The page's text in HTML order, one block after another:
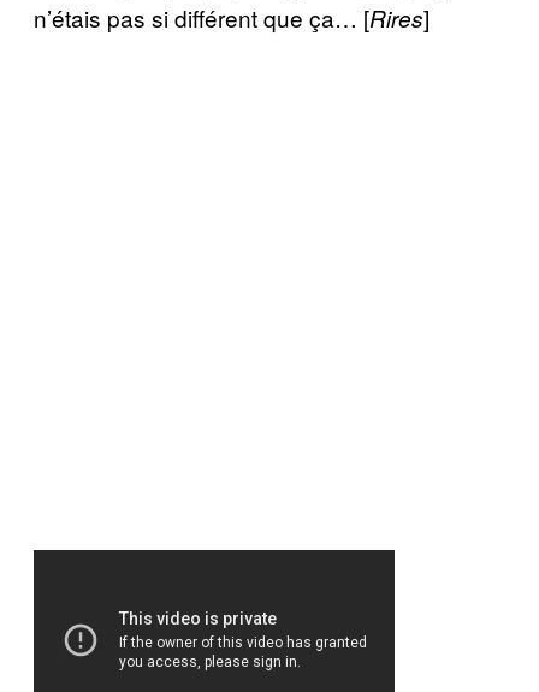
n’étais pas si différent que ça… [Rires]